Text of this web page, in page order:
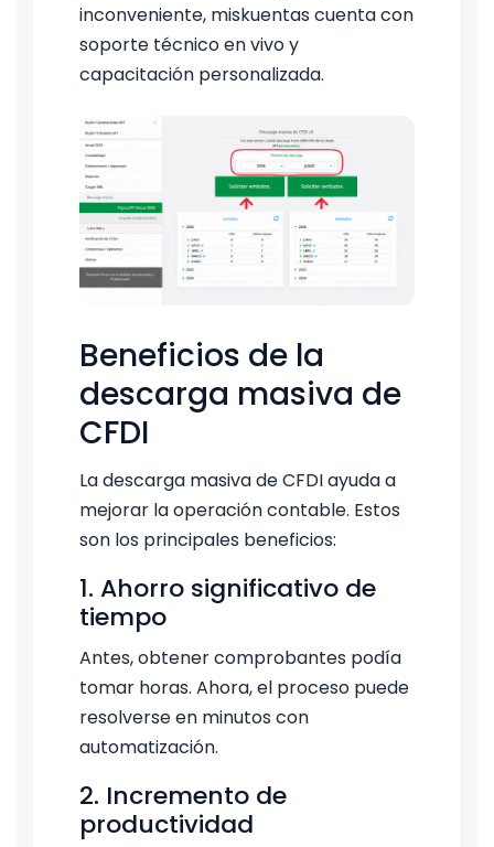
inconveniente, miskuentas cuenta con
soporte técnico en vivo y
capacitación personalizada.
Beneficios de la
descarga masiva de
CFDI
La descarga masiva de CFDI ayuda a
mejorar la operación contable. Estos
son los principales beneficios:
1. Ahorro significativo de
tiempo
Antes, obtener comprobantes podía
tomar horas. Ahora, el proceso puede
resolverse en minutos con
automatización.
2. Incremento de
productividad